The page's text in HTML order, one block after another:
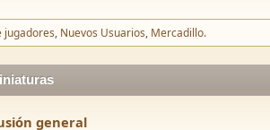
jugadores Nuevos Usuarios Mercadillo.
general